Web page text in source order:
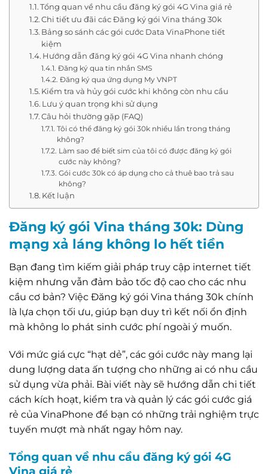
Tổng quan về nhu cầu đăng ký gói 4G Vina giá rẻ
Chi tiết ưu đãi các Đăng ký gói Vina tháng 30k
Bảng so sánh các gói cước Data VinaPhone tiết
kiệm
Hướng dẫn đăng ký gói 4G Vina nhanh chóng
Đăng ký qua tin nhắn SMS
Đăng ký qua ứng dụng My VNPT
Kiểm tra và hủy gói cước khi không còn nhu cầu
Lưu ý quan trọng khi sử dụng
Câu hỏi thường gặp (FAQ)
Tôi có thể đăng ký gói 30k nhiều lần trong tháng
không?
Làm sao để biết sim của tôi có được đăng ký gói
cước này không?
Gói cước 30k có áp dụng cho cả thuê bao trả sau
không?
Kết luận
Đăng ký gói Vina tháng 30k: Dùng
mạng xả láng không lo hết tiền
Bạn đang tìm kiếm giải pháp truy cập internet tiết
kiệm nhưng vẫn đảm bảo tốc độ cao cho các nhu
cầu cơ bản? Việc Đăng ký gói Vina tháng 30k chính
là lựa chọn tối ưu, giúp bạn duy trì kết nối ổn định
mà không lo phát sinh cước phí ngoài ý muốn.
Với mức giá cực “hạt dẻ”, các gói cước này mang lại
dung lượng data ấn tượng cho những ai có nhu cầu
sử dụng vừa phải. Bài viết này sẽ hướng dẫn chi tiết
cách kích hoạt, kiểm tra và quản lý các gói cước giá
rẻ của VinaPhone để bạn có những trải nghiệm trực
tuyến mượt mà nhất ngay hôm nay.
Tổng quan về nhu cầu đăng ký gói 4G
Vina giá rẻ